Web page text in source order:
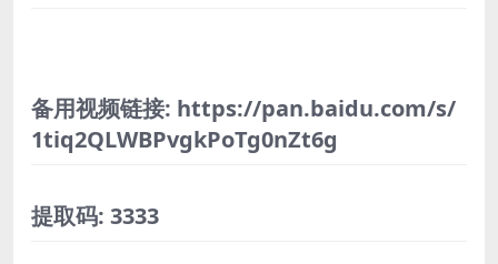
备用视频链接: https://pan.baidu.com/s/
1tiq2QLWBPvgkPoTg0nZt6g
提取码: 3333